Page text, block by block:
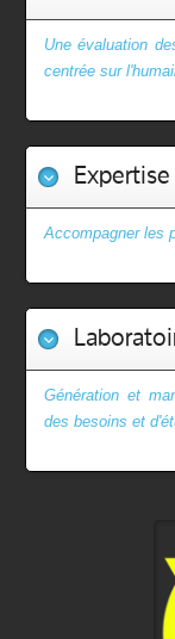
Une évaluation
centrée sur
Accompagner les
Génération et
des besoins et